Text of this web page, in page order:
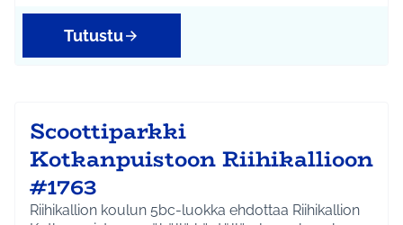
Tutustu
Scoottiparkki
Kotkanpuistoon Riihikallioon
#1763
Riihikallion koulun 5bc-luokka ehdottaa Riihikallion